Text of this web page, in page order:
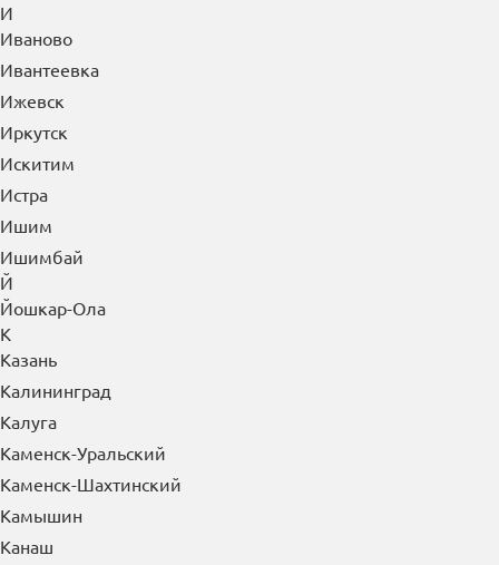
И
Иваново
Ивантеевка
Ижевск
Иркутск
Искитим
Истра
Ишим
Ишимбай
Й
Йошкар-Ола
К
Казань
Калининград
Калуга
Каменск-Уральский
Каменск-Шахтинский
Камышин
Канаш